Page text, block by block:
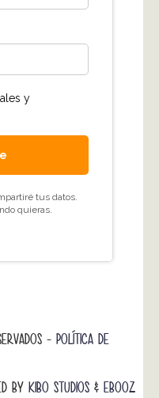
- POLÍTICA DE
BY KIBO STUDIOS & EBOOZ